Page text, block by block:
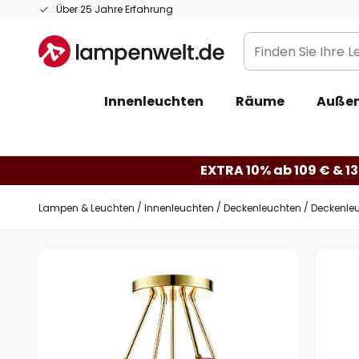
Über 25 Jahre Erfahrung
Zum
springen
Finden
Sie
Leuchte...
Innenleuchten Räume
EXTRA 10% ab 109 € &
Lampen & Leuchten Innenleuchten Deckenleuchten